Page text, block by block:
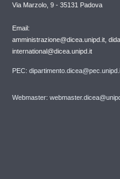
Via Marzolo, 9 - 35131 Padova
Email:
amministrazione@dicea.unipd.it,
international@dicea.unipd.it
PEC:
Webmaster: